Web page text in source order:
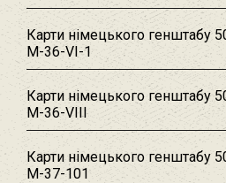
Карти німецького генштабу
M-36-VI-1
Карти німецького генштабу
M-36-VIII
Карти німецького генштабу
M-37-101